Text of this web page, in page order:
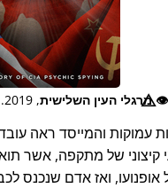
👁️⃤מרגלי העין השלישית, 2019. צפו ב-
עמוקות והמייסד ראה
קיצוני של מתקפה, אשר
ואז אדם שנכנס